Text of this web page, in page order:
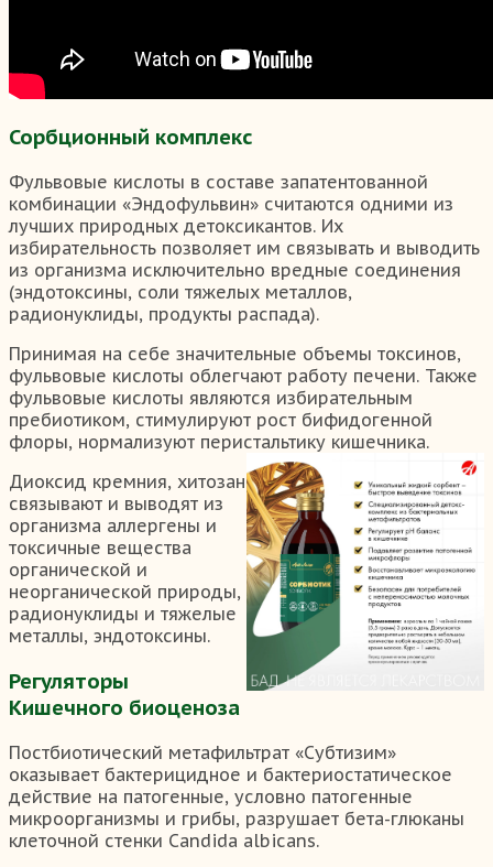
Сорбционный комплекс
Фульвовые кислоты в составе запатентованной
комбинации «Эндофульвин» считаются одними из
лучших природных детоксикантов. Их
избирательность позволяет им связывать и выводить
из организма исключительно вредные соединения
(эндотоксины, соли тяжелых металлов,
радионуклиды, продукты распада).
Принимая на себе значительные объемы токсинов,
фульвовые кислоты облегчают работу печени. Также
фульвовые кислоты являются избирательным
пребиотиком, стимулируют рост бифидогенной
флоры, нормализуют перистальтику кишечника.
Диоксид кремния, хитозан
связывают и выводят из
организма аллергены и
токсичные вещества
органической и
неорганической природы,
радионуклиды и тяжелые
металлы, эндотоксины.
Регуляторы
Кишечного биоценоза
Постбиотический метафильтрат «Субтизим»
оказывает бактерицидное и бактериостатическое
действие на патогенные, условно патогенные
микроорганизмы и грибы, разрушает бета-глюканы
клеточной стенки Candida albicans.